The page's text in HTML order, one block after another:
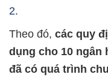
2.
Theo đó, các quy
dụng cho 10 ngân
đã có quá trình